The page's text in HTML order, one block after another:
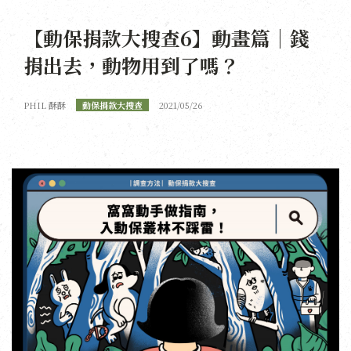
【動保捐款大搜查6】動畫篇｜錢
捐出去，動物用到了嗎？
PHIL 酥酥 動保捐款大搜查 2021/05/26